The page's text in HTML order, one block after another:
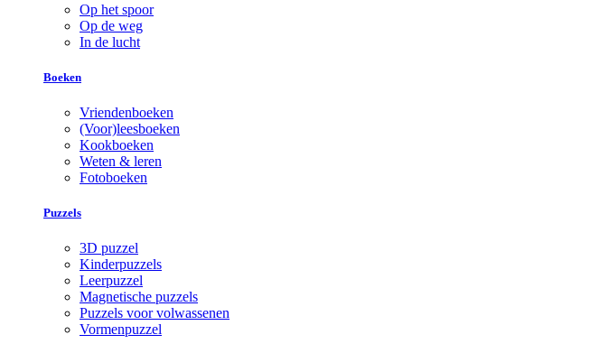
Op het spoor
Op de weg
In de lucht
Boeken
Vriendenboeken
(Voor)leesboeken
Kookboeken
Weten & leren
Fotoboeken
Puzzels
3D puzzel
Kinderpuzzels
Leerpuzzel
Magnetische puzzels
Puzzels voor volwassenen
Vormenpuzzel